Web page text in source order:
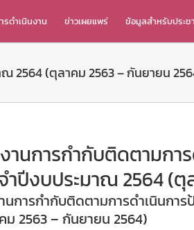
ดำเนินงาน ข่าวเผยแพร่ ข้อมูลสำหรับประช
2564 (ตุลาคม 2563 – กันยายน
านการกำกับติดตามกา
ำปีงบประมาณ 2564 (
นการกำกับติดตามการดำเนินกา
ม 2563 – กันยายน 2564)